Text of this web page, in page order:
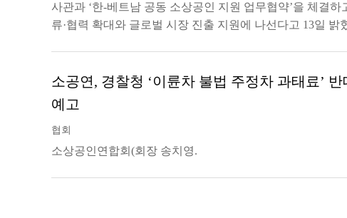
사관과 ‘한-베트남 공동 소상공인 지원 업무협약’을 체결하
류·협력 확대와 글로벌 시장 진출 지원에 나선다고 13일 밝
소공연, 경찰청 ‘이륜차 불법 주정차 과태료’
예고
협회
소상공인연합회(회장 송치영.